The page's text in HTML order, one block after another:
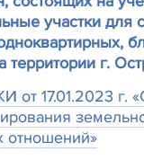
участки для
г.
от 17.01.2023 г.
отношений»